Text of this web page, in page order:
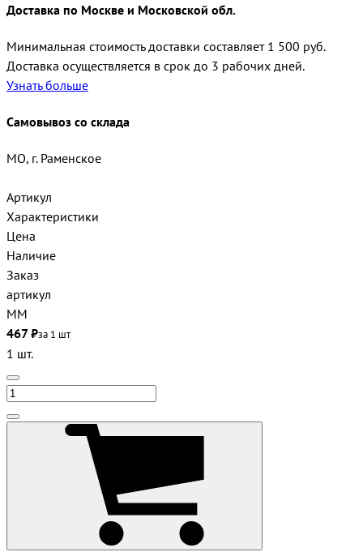
Доставка по Москве и Московской обл.
Минимальная стоимость доставки составляет 1 500 руб.
Доставка осуществляется в срок до 3 рабочих дней.
Узнать больше
Самовывоз со склада
МО, г. Раменское
Артикул
Характеристики
Цена
Наличие
Заказ
артикул
ММ
467 ₽за 1 шт
1 шт.